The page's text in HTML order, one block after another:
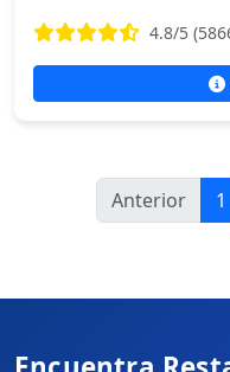
4.8/5 (
Anterior 1